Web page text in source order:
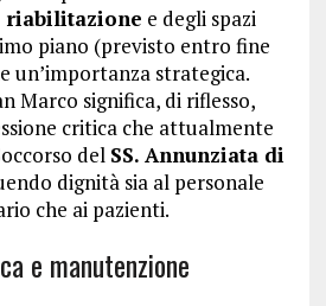
riabilitazione e degli spazi
piano (previsto entro fine
un’importanza strategica.
Marco significa, di riflesso,
critica che attualmente
del SS. Annunziata di
dignità sia al personale
che ai pazienti.
e manutenzione